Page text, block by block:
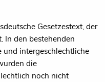
Gesetzestext, der
In den bestehenden
und intergeschlechtliche
die
noch nicht